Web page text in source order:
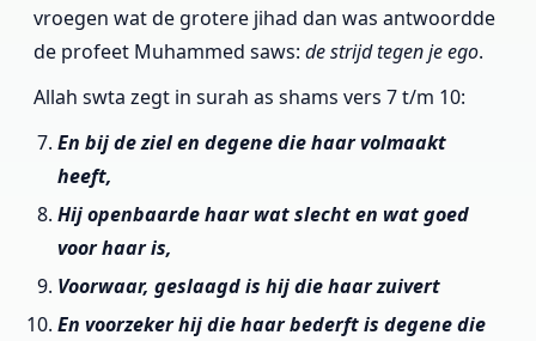
vroegen wat de grotere jihad dan was antwoordde
de profeet Muhammed saws: de strijd tegen je ego.
Allah swta zegt in surah as shams vers 7 t/m 10:
En bij de ziel en degene die haar volmaakt
heeft,
Hij openbaarde haar wat slecht en wat goed
voor haar is,
Voorwaar, geslaagd is hij die haar zuivert
En voorzeker hij die haar bederft is degene die